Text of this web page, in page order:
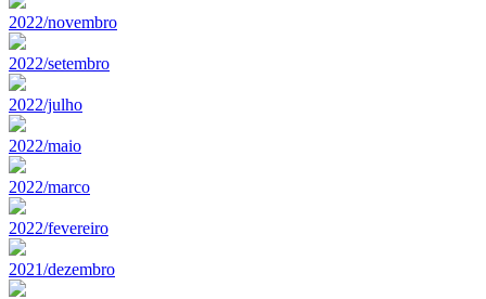
2022/novembro
2022/setembro
2022/julho
2022/maio
2022/marco
2022/fevereiro
2021/dezembro